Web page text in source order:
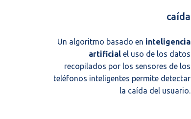
caída
Un algoritmo basado en inteligencia
artificialel uso de los datos
recopilados por los sensores de los
teléfonos inteligentes permite detectar
la caída del usuario.